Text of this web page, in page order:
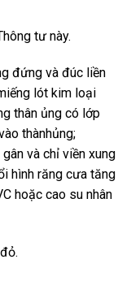
tư này.
đứng và đúc liền
lót kim loại
thân ủng có lớp
thànhủng;
và chỉ viền xung
hình răng cưa tăng
hoặc cao su nhân